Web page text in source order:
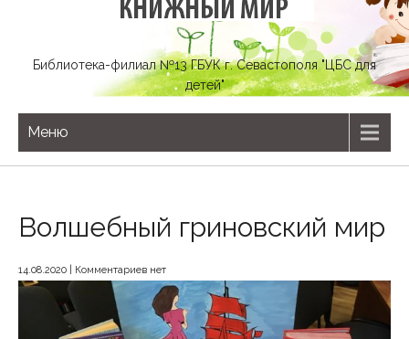
Библиотека-филиал №13 ГБУК г. Севастополя "ЦБС для
детей"
Меню
Волшебный гриновский мир
14.08.2020 Комментариев нет